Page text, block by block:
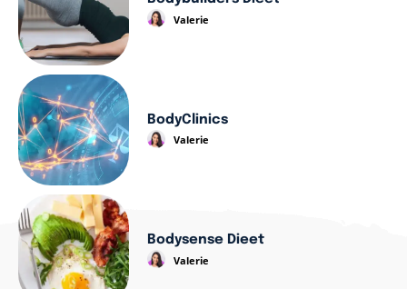
Valerie
BodyClinics
Valerie
Bodysense Dieet
Valerie